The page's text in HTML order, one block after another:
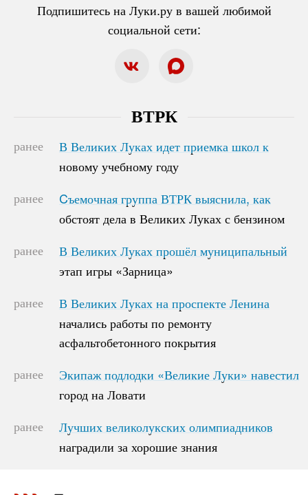
Подпишитесь на Луки.ру в вашей любимой
социальной сети:
ВТРК
ранее
В Великих Луках идет приемка школ к
новому учебному году
В Великих Луках идет приемка школ к
новому учебному году
ранее
Cъемочная группа ВТРК выяснила, как
обстоят дела в Великих Луках с бензином
Cъемочная группа ВТРК выяснила, как
обстоят дела в Великих Луках с бензином
ранее
В Великих Луках прошёл муниципальный
этап игры «Зарница»
В Великих Луках прошёл муниципальный
этап игры «Зарница»
ранее
В Великих Луках на проспекте Ленина
начались работы по ремонту
асфальтобетонного покрытия
В Великих Луках на проспекте Ленина
начались работы по ремонту
асфальтобетонного покрытия
ранее
Экипаж подлодки «Великие Луки» навестил
город на Ловати
Экипаж подлодки «Великие Луки» навестил
город на Ловати
ранее
Лучших великолукских олимпиадников
наградили за хорошие знания
Лучших великолукских олимпиадников
наградили за хорошие знания